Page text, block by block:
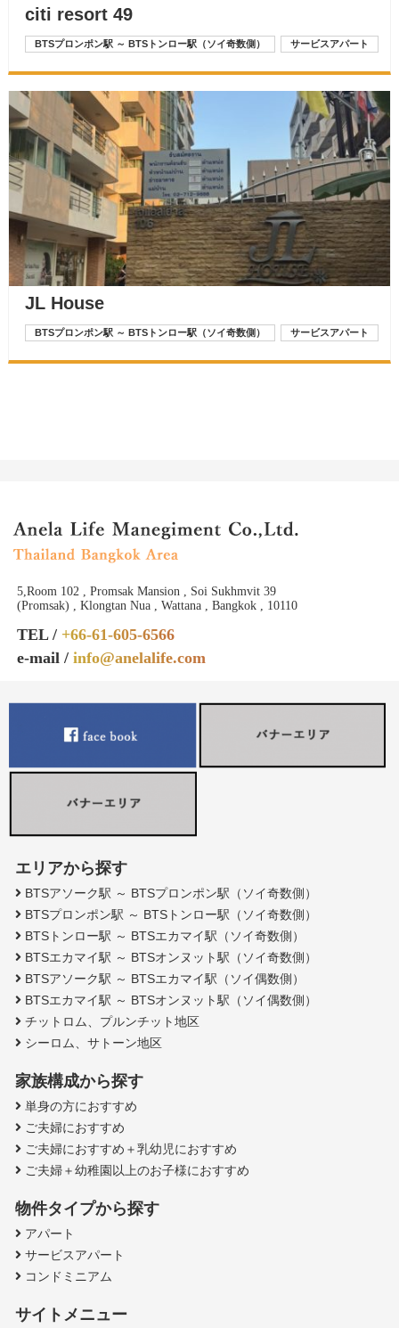
citi resort 49
BTSプロンポン駅 ～ BTSトンロー駅（ソイ奇数側） サービスアパート
JL House
BTSプロンポン駅 ～ BTSトンロー駅（ソイ奇数側） サービスアパート
5,Room 102 , Promsak Mansion , Soi Sukhmvit 39
(Promsak) , Klongtan Nua , Wattana , Bangkok , 10110
TEL / +66-61-605-6566
e-mail / info@anelalife.com
エリアから探す
BTSアソーク駅 ～ BTSプロンポン駅（ソイ奇数側）
BTSプロンポン駅 ～ BTSトンロー駅（ソイ奇数側）
BTSトンロー駅 ～ BTSエカマイ駅（ソイ奇数側）
BTSエカマイ駅 ～ BTSオンヌット駅（ソイ奇数側）
BTSアソーク駅 ～ BTSエカマイ駅（ソイ偶数側）
BTSエカマイ駅 ～ BTSオンヌット駅（ソイ偶数側）
チットロム、プルンチット地区
シーロム、サトーン地区
家族構成から探す
単身の方におすすめ
ご夫婦におすすめ
ご夫婦におすすめ＋乳幼児におすすめ
ご夫婦＋幼稚園以上のお子様におすすめ
物件タイプから探す
アパート
サービスアパート
コンドミニアム
サイトメニュー